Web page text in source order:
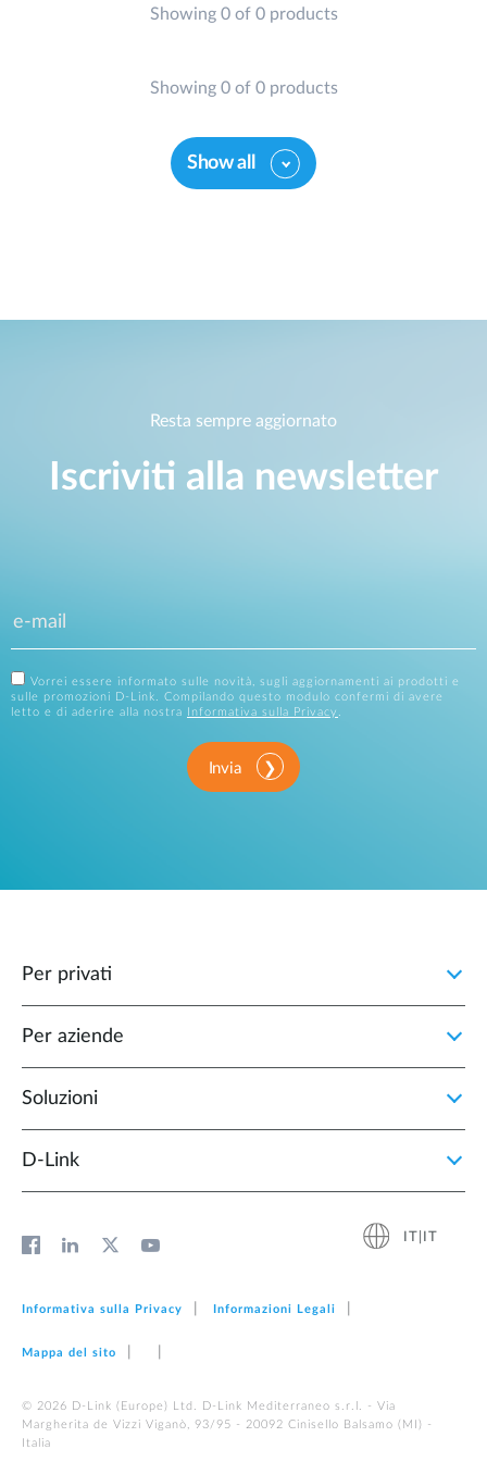
Showing 0 of 0 products
Showing 0 of 0 products
Show all
Resta sempre aggiornato
Iscriviti alla newsletter
Vorrei essere informato sulle novità, sugli aggiornamenti ai prodotti e
sulle promozioni D-Link. Compilando questo modulo confermi di avere
letto e di aderire alla nostra
Informativa sulla Privacy .
Invia
Per privati
Per aziende
Soluzioni
D‑Link
Informativa sulla Privacy Informazioni Legali
Mappa del sito
© 2026 D‑Link (Europe) Ltd. D-Link Mediterraneo s.r.l. - Via
Margherita de Vizzi Viganò, 93/95 - 20092 Cinisello Balsamo (MI) -
Italia